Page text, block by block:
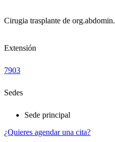
Cirugia trasplante de org.abdomin.
Extensión
7903
Sedes
Sede principal
¿Quieres agendar una cita?